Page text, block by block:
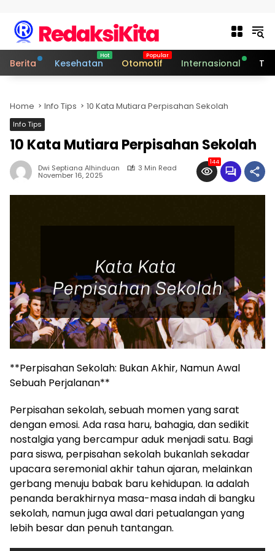
Berita Kesehatan Otomotif Internasional
Home Info Tips 10 Kata Mutiara Perpisahan Sekolah
Info Tips
10 Kata Mutiara Perpisahan Sekolah
Dwi Septiana Alhinduan 3 Min Read
November 16, 2025
144
**Perpisahan Sekolah: Bukan Akhir, Namun Awal
Sebuah Perjalanan**
Perpisahan sekolah, sebuah momen yang sarat
dengan emosi. Ada rasa haru, bahagia, dan sedikit
nostalgia yang bercampur aduk menjadi satu. Bagi
para siswa, perpisahan sekolah bukanlah sekadar
upacara seremonial akhir tahun ajaran, melainkan
gerbang menuju babak baru kehidupan. Ia adalah
penanda berakhirnya masa-masa indah di bangku
sekolah, namun juga awal dari petualangan yang
lebih besar dan penuh tantangan.